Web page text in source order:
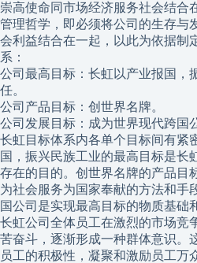
崇高使命同市场经济服务社会结合
管理哲学，即必须将公司的生存与
会利益结合在一起，以此为依据制
系：
公司最高目标：长虹以产业报国，
任。
公司产品目标：创世界名牌。
公司发展目标：成为世界现代跨国
长虹目标体系内各单个目标间有紧
国，振兴民族工业的最高目标是长
存在的目的。创世界名牌的产品目
为社会服务为国家奉献的方法和手
国公司是实现最高目标的物质基础
长虹公司全体员工在激烈的市场竞
苦奋斗，逐渐形成一种群体意识。
员工的积极性，凝聚和激励员工万